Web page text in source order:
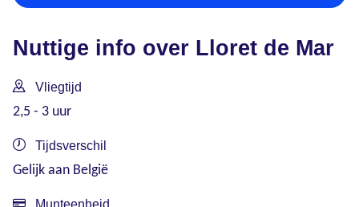
Nuttige info over Lloret de Mar
Vliegtijd
2,5 - 3 uur
Tijdsverschil
Gelijk aan België